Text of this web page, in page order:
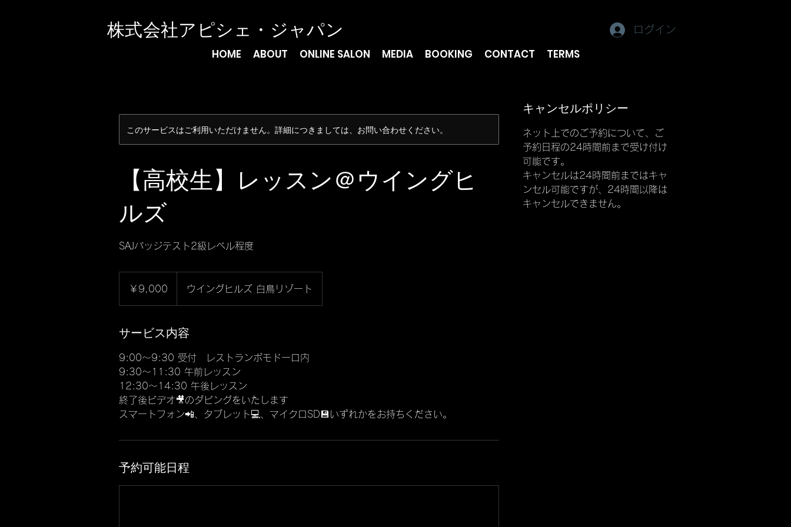
​株式会社アピシェ・ジャパン ログイン
HOME ABOUT ONLINE SALON MEDIA BOOKING CONTACT TERMS
このサービスはご利用いただけません。詳細につきましては、お問い合わせください。
【高校生】レッスン＠ウイングヒ
ルズ
SAJバッジテスト2級レベル程度
￥9,000 ウイングヒルズ 白鳥リゾート
サービス内容
9:00〜9:30 受付 レストランポモドーロ内
9:30〜11:30 午前レッスン
12:30〜14:30 午後レッスン
終了後ビデオ🎥のダビングをいたします
スマートフォン📲、タブレット💻、マイクロSD💾いずれかをお持ちください。
予約可能日程
キャンセルポリシー
ネット上でのご予約について、ご
予約日程の24時間前まで受け付け
可能です。
キャンセルは24時間前まではキャ
ンセル可能ですが、24時間以降は
キャンセルできません。